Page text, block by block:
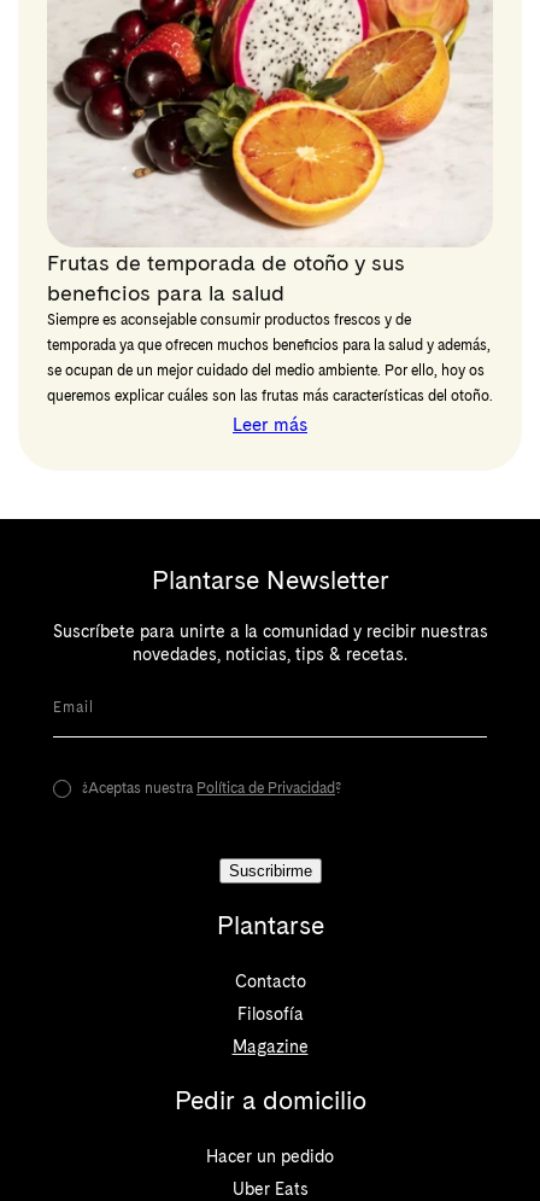
Frutas de temporada de otoño y sus
beneficios para la salud
Siempre es aconsejable consumir productos frescos y de
temporada ya que ofrecen muchos beneficios para la salud y además,
se ocupan de un mejor cuidado del medio ambiente. Por ello, hoy os
queremos explicar cuáles son las frutas más características del otoño.
Leer más
Plantarse Newsletter
Suscríbete para unirte a la comunidad y recibir nuestras
novedades, noticias, tips & recetas.
Email
¿Aceptas nuestra Política de Privacidad?
Suscribirme
Plantarse
Contacto
Filosofía
Magazine
Pedir a domicilio
Hacer un pedido
Uber Eats